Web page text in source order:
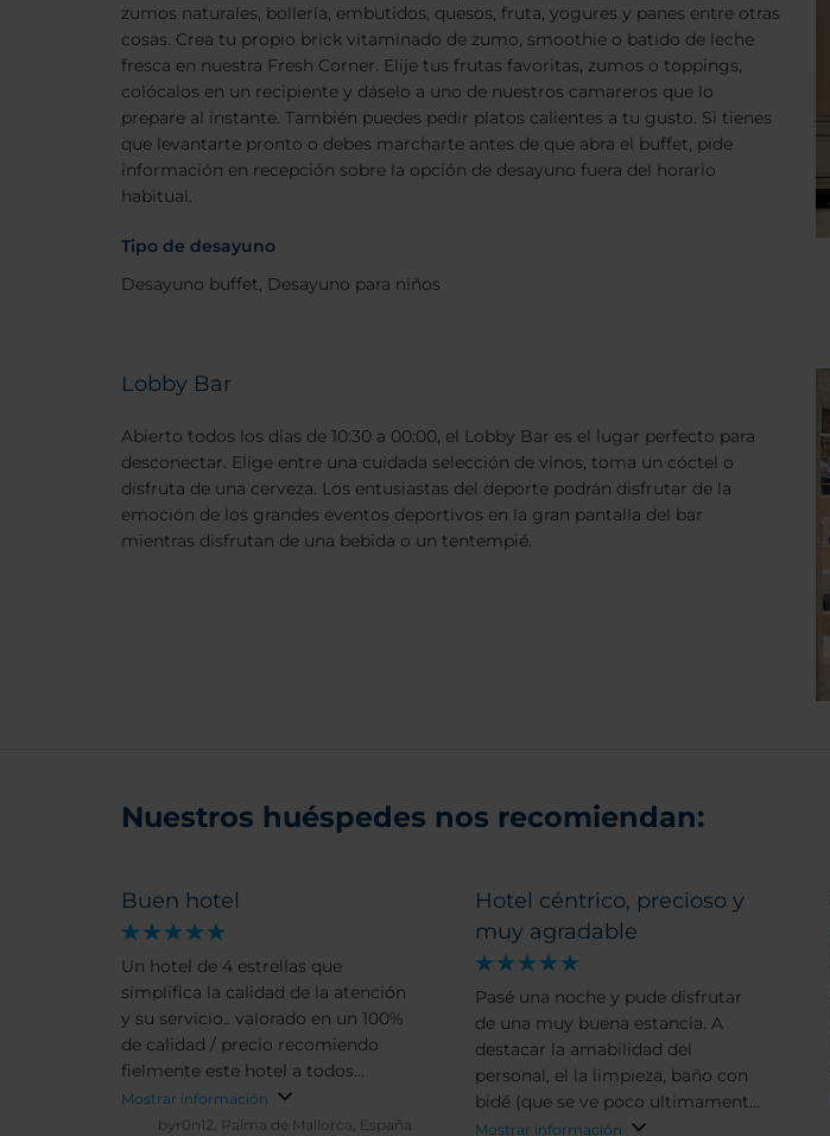
zumos naturales, bollería, embutidos, quesos, fruta, yogures y panes entre otras
cosas. Crea tu propio brick vitaminado de zumo, smoothie o batido de leche
fresca en nuestra Fresh Corner. Elije tus frutas favoritas, zumos o toppings,
colócalos en un recipiente y dáselo a uno de nuestros camareros que lo
prepare al instante. También puedes pedir platos calientes a tu gusto. Si tienes
que levantarte pronto o debes marcharte antes de que abra el buffet, pide
información en recepción sobre la opción de desayuno fuera del horario
habitual.
Tipo de desayuno
Desayuno buffet, Desayuno para niños
Lobby Bar
Abierto todos los días de 10:30 a 00:00, el Lobby Bar es el lugar perfecto para
desconectar. Elige entre una cuidada selección de vinos, toma un cóctel o
disfruta de una cerveza. Los entusiastas del deporte podrán disfrutar de la
emoción de los grandes eventos deportivos en la gran pantalla del bar
mientras disfrutan de una bebida o un tentempié.
Nuestros huéspedes nos recomiendan:
Buen hotel
Un hotel de 4 estrellas que
simplifica la calidad de la atención
y su servicio.. valorado en un 100%
de calidad / precio recomiendo
fielmente este hotel a todos
aquellos viajeros 🧳 que necesiten
de una estancia agradable y
Mostrar información
byr0n12.
Palma de Mallorca, España
Hotel céntrico, precioso y
muy agradable
Pasé una noche y pude disfrutar
de una muy buena estancia. A
destacar la amabilidad del
personal, el la limpieza, baño con
bidé (que se ve poco ultimamente)
y el buffet del desayuno, con una
Mostrar información